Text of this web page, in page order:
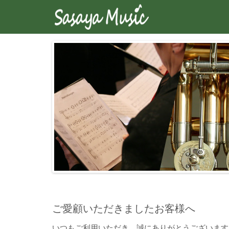
ご愛顧いただきましたお客様へ